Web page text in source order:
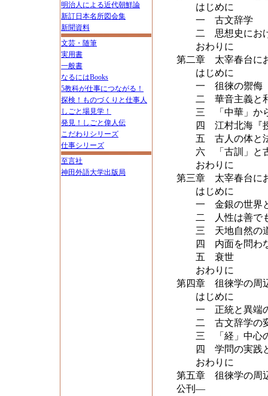
明治人による近代朝鮮論
新訂日本名所図会集
新聞資料
文芸・随筆
実用書
一般書
なるにはBooks
5教科が仕事につながる！
探検！ものづくりと仕事人
しごと場見学！
発見！しごと偉人伝
こだわりシリーズ
仕事シリーズ
至言社
神田外語大学出版局
はじめに
一 古文辞学
二 思想史におけ
おわりに
第二章 太宰春台に
はじめに
一 徂徠の禦侮
二 華音主義と和
三 「中華」から
四 江村北海『授
五 古人の体と
六 「古訓」と
おわりに
第三章 太宰春台に
はじめに
一 金銀の世界と
二 人性は善でも
三 天地自然の道
四 内面を問わな
五 衰世
おわりに
第四章 徂徠学の周
はじめに
一 正統と異端の
二 古文辞学の
三 「経」中心の
四 学問の実践と
おわりに
第五章 徂徠学の周
公刊―